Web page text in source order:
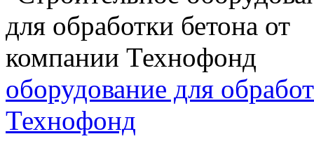
оборудование для
Технофонд